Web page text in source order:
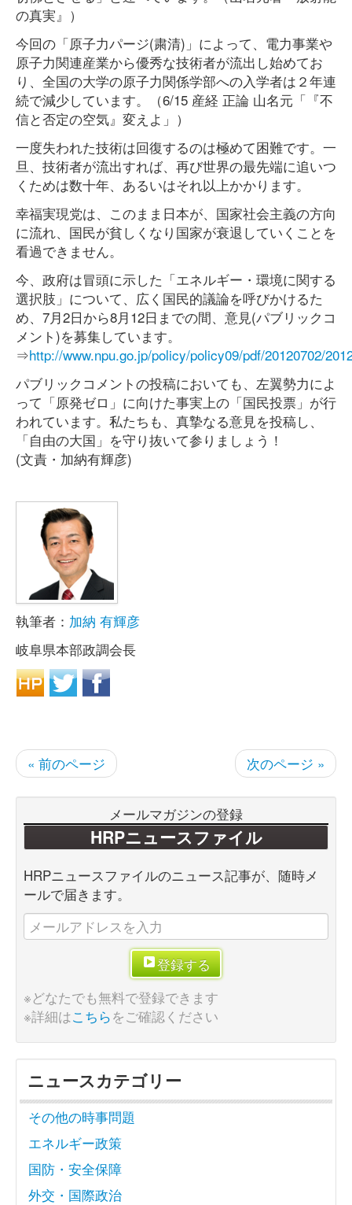
の真実』）
今回の「原子力パージ(粛清)」によって、電力事業や
原子力関連産業から優秀な技術者が流出し始めてお
り、全国の大学の原子力関係学部への入学者は２年連
続で減少しています。（6/15 産経 正論 山名元「『不
信と否定の空気』変えよ」）
一度失われた技術は回復するのは極めて困難です。一
旦、技術者が流出すれば、再び世界の最先端に追いつ
くためは数十年、あるいはそれ以上かかります。
幸福実現党は、このまま日本が、国家社会主義の方向
に流れ、国民が貧しくなり国家が衰退していくことを
看過できません。
今、政府は冒頭に示した「エネルギー・環境に関する
選択肢」について、広く国民的議論を呼びかけるた
め、7月2日から8月12日までの間、意見(パブリックコ
メント)を募集しています。
⇒http://www.npu.go.jp/policy/policy09/pdf/20120702/
パブリックコメントの投稿においても、左翼勢力によ
って「原発ゼロ」に向けた事実上の「国民投票」が行
われています。私たちも、真摯なる意見を投稿し、
「自由の大国」を守り抜いて参りましょう！
(文責・加納有輝彦)
執筆者： 加納 有輝彦
岐阜県本部政調会長
« 前のページ 次のページ »
メールマガジンの登録
HRPニュースファイル
HRPニュースファイルのニュース記事が、随時メ
ールで届きます。
登録する
※どなたでも無料で登録できます
※詳細はこちらをご確認ください
ニュースカテゴリー
その他の時事問題
エネルギー政策
国防・安全保障
外交・国際政治